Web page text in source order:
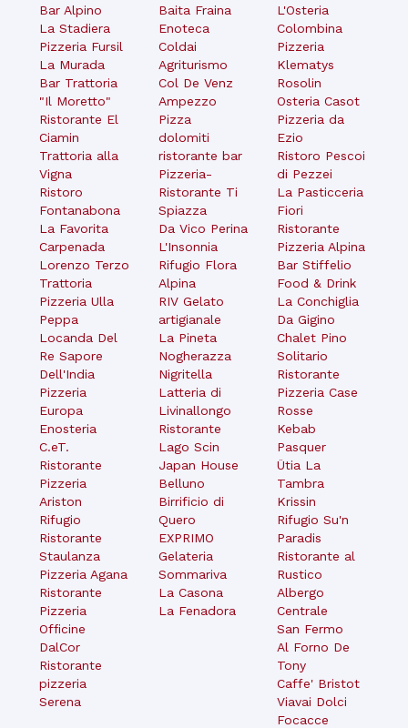
Bar Alpino
La Stadiera
Pizzeria Fursil
La Murada
Bar Trattoria
"Il Moretto"
Ristorante El
Ciamin
Trattoria alla
Vigna
Ristoro
Fontanabona
La Favorita
Carpenada
Lorenzo Terzo
Trattoria
Pizzeria Ulla
Peppa
Locanda Del
Re Sapore
Dell'India
Pizzeria
Europa
Enosteria
C.eT.
Ristorante
Pizzeria
Ariston
Rifugio
Ristorante
Staulanza
Pizzeria Agana
Ristorante
Pizzeria
Officine
DalCor
Ristorante
pizzeria
Serena
Baita Fraina
Enoteca
Coldai
Agriturismo
Col De Venz
Ampezzo
Pizza
dolomiti
ristorante bar
Pizzeria-
Ristorante Ti
Spiazza
Da Vico Perina
L'Insonnia
Rifugio Flora
Alpina
RIV Gelato
artigianale
La Pineta
Nogherazza
Nigritella
Latteria di
Livinallongo
Ristorante
Lago Scin
Japan House
Belluno
Birrificio di
Quero
EXPRIMO
Gelateria
Sommariva
La Casona
La Fenadora
L'Osteria
Colombina
Pizzeria
Klematys
Rosolin
Osteria Casot
Pizzeria da
Ezio
Ristoro Pescoi
di Pezzei
La Pasticceria
Fiori
Ristorante
Pizzeria Alpina
Bar Stiffelio
Food & Drink
La Conchiglia
Da Gigino
Chalet Pino
Solitario
Ristorante
Pizzeria Case
Rosse
Kebab
Pasquer
Ütia La
Tambra
Krissin
Rifugio Su'n
Paradis
Ristorante al
Rustico
Albergo
Centrale
San Fermo
Al Forno De
Tony
Caffe' Bristot
Viavai Dolci
Focacce